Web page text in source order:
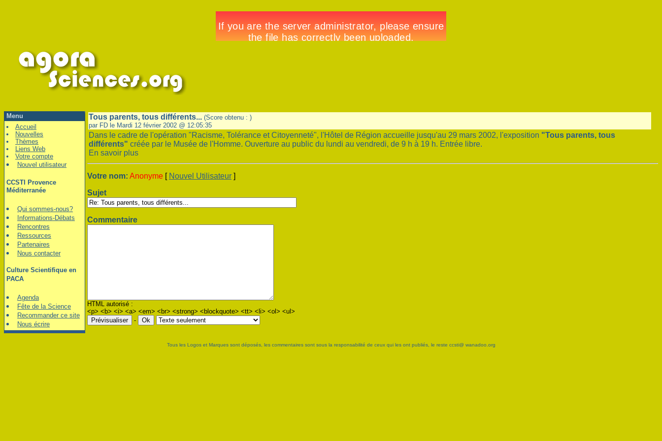
Menu
Accueil
Nouvelles
Thèmes
Liens Web
Votre compte
Nouvel utilisateur
CCSTI Provence
Méditerranée
Qui sommes-nous?
Informations-Débats
Rencontres
Ressources
Partenaires
Nous contacter
Culture Scientifique en
PACA
Agenda
Fête de la Science
Recommander ce site
Nous écrire
Tous parents, tous différents... (Score obtenu : )
par FD le Mardi 12 février 2002 @ 12:05:35
Dans le cadre de l'opération "Racisme, Tolérance et Citoyenneté", l'Hôtel de Région accueille jusqu'au 29 mars 2002, l'exposition "Tous parents, tous
différents" créée par le Musée de l'Homme. Ouverture au public du lundi au vendredi, de 9 h à 19 h. Entrée libre.
En savoir plus
Votre nom: Anonyme [ Nouvel Utilisateur ]
Sujet
Commentaire
HTML autorisé :
<p> <b> <i> <a> <em> <br> <strong> <blockquote> <tt> <li> <ol> <ul>
-
Tous les Logos et Marques sont déposés, les commentaires sont sous la responsabilité de ceux qui les ont publiés, le reste ccsti@ wanadoo.org